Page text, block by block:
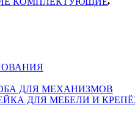
ДЛЯ МЕХАНИЗМОВ
ДЛЯ МЕБЕЛИ И